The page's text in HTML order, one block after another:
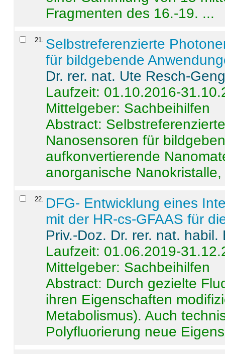
Fragmenten des 16.-19. ...
21
Selbstreferenzierte
für bildgebende
Dr. rer. nat. Ute Resch-
Laufzeit: 01.10.2016-
Mittelgeber: Sachbeihilfen
Abstract:
Nanosensoren für
aufkonvertierende
anorganische
22
DFG- Entwicklung eines
mit der HR-cs-GFAAS für
Priv.-Doz. Dr. rer. nat.
Laufzeit: 01.06.2019-
Mittelgeber: Sachbeihilfen
Abstract: Durch gezielte
ihren Eigenschaften
Metabolismus). Auch
Polyfluorierung neue